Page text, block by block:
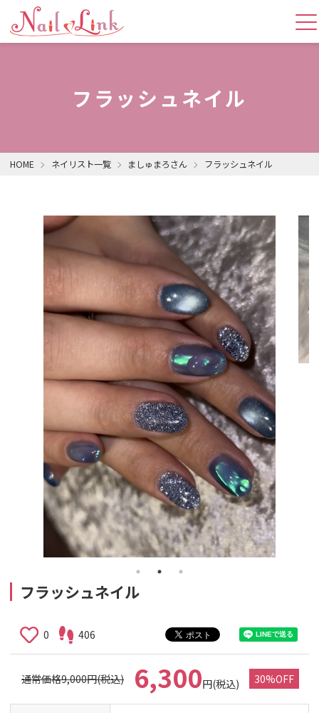
フラッシュネイル
HOME ネイリスト一覧 ましゅまろさん フラッシュネイル
フラッシュネイル
0 406
通常価格9,000円(税込) 6,300円(税込) 30%OFF